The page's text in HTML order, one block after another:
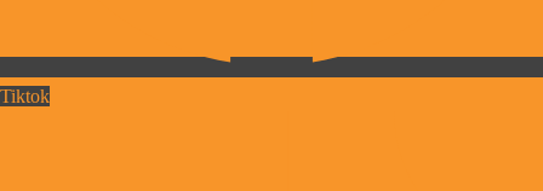
Tiktok